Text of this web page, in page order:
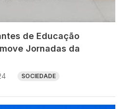
de Educação
Jornadas da
SOCIEDADE